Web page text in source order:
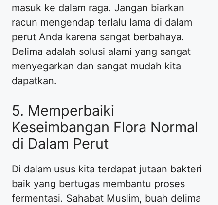
masuk ke dalam raga. Jangan biarkan
racun mengendap terlalu lama di dalam
perut Anda karena sangat berbahaya.
Delima adalah solusi alami yang sangat
menyegarkan dan sangat mudah kita
dapatkan.
5. Memperbaiki
Keseimbangan Flora Normal
di Dalam Perut
Di dalam usus kita terdapat jutaan bakteri
baik yang bertugas membantu proses
fermentasi. Sahabat Muslim, buah delima